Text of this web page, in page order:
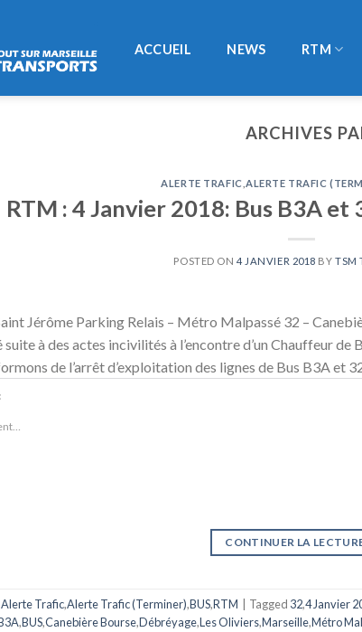
ACCUEIL NEWS RTM
ARCHIVES
ALERTE TRAFIC ,ALERTE TRAFIC
RTM : 4 Janvier 2018: Bus B3A
POSTED ON4 JANVIER 2018 BYTSM
Jérôme Parking Relais – Métro Malpassé 32 –
à des actes incivilités à l’encontre d’un Chauffeur de
de l’arrêt d’exploitation des lignes de Bus B3A et
CONTINUER LA
Alerte Trafic,Alerte Trafic (Terminer),BUS,RTM Tagged 32,4 Janvier
,BUS,Canebière Bourse,Débréyage,Les Oliviers,Marseille,Métro